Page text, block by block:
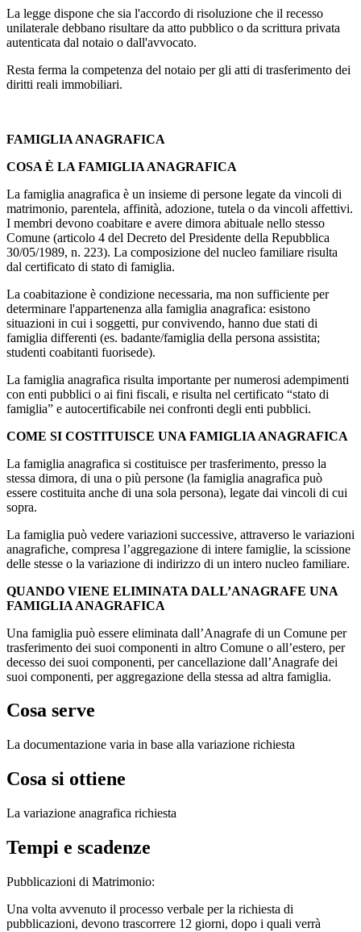
La legge dispone che sia l'accordo di risoluzione che il recesso
unilaterale debbano risultare da atto pubblico o da scrittura privata
autenticata dal notaio o dall'avvocato.
Resta ferma la competenza del notaio per gli atti di trasferimento dei
diritti reali immobiliari.
FAMIGLIA ANAGRAFICA
COSA È LA FAMIGLIA ANAGRAFICA
La famiglia anagrafica è un insieme di persone legate da vincoli di
matrimonio, parentela, affinità, adozione, tutela o da vincoli affettivi.
I membri devono coabitare e avere dimora abituale nello stesso
Comune (articolo 4 del Decreto del Presidente della Repubblica
30/05/1989, n. 223). La composizione del nucleo familiare risulta
dal certificato di stato di famiglia.
La coabitazione è condizione necessaria, ma non sufficiente per
determinare l'appartenenza alla famiglia anagrafica: esistono
situazioni in cui i soggetti, pur convivendo, hanno due stati di
famiglia differenti (es. badante/famiglia della persona assistita;
studenti coabitanti fuorisede).
La famiglia anagrafica risulta importante per numerosi adempimenti
con enti pubblici o ai fini fiscali, e risulta nel certificato “stato di
famiglia” e autocertificabile nei confronti degli enti pubblici.
COME SI COSTITUISCE UNA FAMIGLIA ANAGRAFICA
La famiglia anagrafica si costituisce per trasferimento, presso la
stessa dimora, di una o più persone (la famiglia anagrafica può
essere costituita anche di una sola persona), legate dai vincoli di cui
sopra.
La famiglia può vedere variazioni successive, attraverso le variazioni
anagrafiche, compresa l’aggregazione di intere famiglie, la scissione
delle stesse o la variazione di indirizzo di un intero nucleo familiare.
QUANDO VIENE ELIMINATA DALL’ANAGRAFE UNA
FAMIGLIA ANAGRAFICA
Una famiglia può essere eliminata dall’Anagrafe di un Comune per
trasferimento dei suoi componenti in altro Comune o all’estero, per
decesso dei suoi componenti, per cancellazione dall’Anagrafe dei
suoi componenti, per aggregazione della stessa ad altra famiglia.
Cosa serve
La documentazione varia in base alla variazione richiesta
Cosa si ottiene
La variazione anagrafica richiesta
Tempi e scadenze
Pubblicazioni di Matrimonio:
Una volta avvenuto il processo verbale per la richiesta di
pubblicazioni, devono trascorrere 12 giorni, dopo i quali verrà